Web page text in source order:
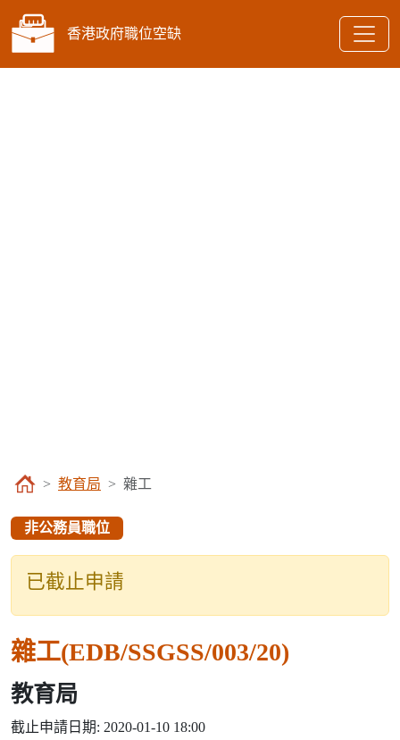
香港政府職位空缺
教育局 雜工
非公務員職位
已截止申請
雜工(EDB/SSGSS/003/20)
教育局
截止申請日期: 2020-01-10 18:00